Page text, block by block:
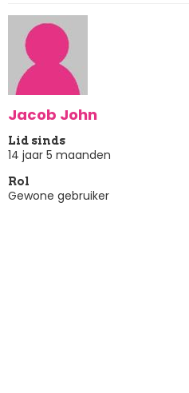
Jacob John
Lid sinds
14 jaar 5 maanden
Rol
Gewone gebruiker